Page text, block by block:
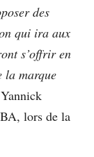
des
qui ira aux
s’offrir en
la marque
lors de la